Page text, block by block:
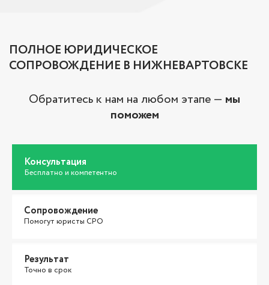
ПОЛНОЕ ЮРИДИЧЕСКОЕ
СОПРОВОЖДЕНИЕ В НИЖНЕВАРТОВСКЕ
Обратитесь к нам на любом этапе — мы
поможем
Консультация
Бесплатно и компетентно
Сопровождение
Помогут юристы СРО
Результат
Точно в срок